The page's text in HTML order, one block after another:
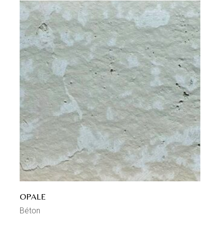
OPALE
Béton